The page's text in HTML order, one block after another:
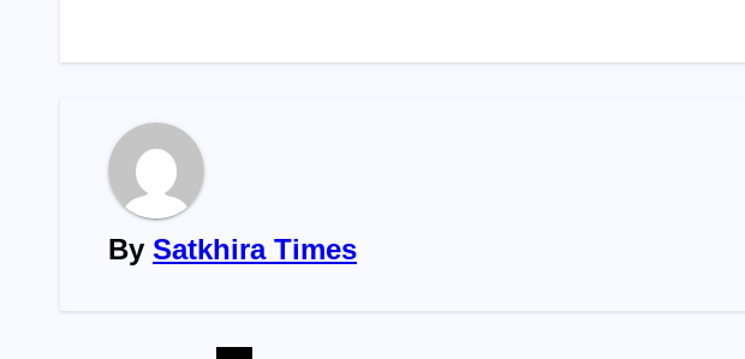
By Satkhira Times